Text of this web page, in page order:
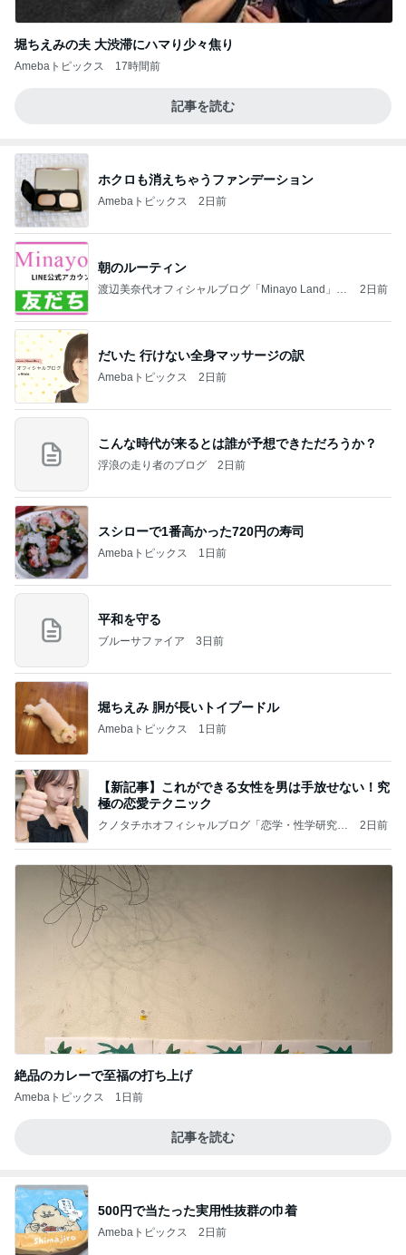
堀ちえみの夫 大渋滞にハマり少々焦り
Amebaトピックス 17時間前
記事を読む
ホクロも消えちゃうファンデーション
Amebaトピックス 2日前
朝のルーティン
渡辺美奈代オフィシャルブログ「Minayo Land」P
2日前
だいた 行けない全身マッサージの訳
Amebaトピックス 2日前
こんな時代が来るとは誰が予想できただろうか？
浮浪の走り者のブログ 2日前
スシローで1番高かった720円の寿司
Amebaトピックス 1日前
平和を守る
ブルーサファイア 3日前
堀ちえみ 胴が長いトイプードル
Amebaトピックス 1日前
【新記事】これができる女性を男は手放せない！究
極の恋愛テクニック
クノタチホオフィシャルブログ「恋学・性学研究
2日前
絶品のカレーで至福の打ち上げ
Amebaトピックス 1日前
記事を読む
500円で当たった実用性抜群の巾着
Amebaトピックス 2日前